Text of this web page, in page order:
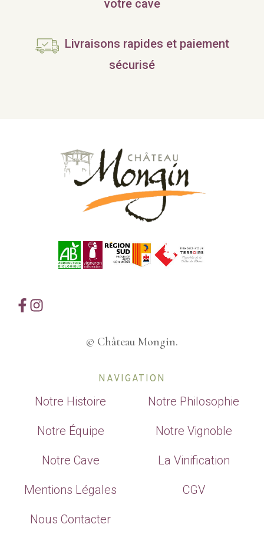
votre cave
Livraisons rapides et paiement
sécurisé
© Château Mongin.
NAVIGATION
Notre Histoire Notre Philosophie
Notre Équipe Notre Vignoble
Notre Cave La Vinification
Mentions Légales CGV
Nous Contacter